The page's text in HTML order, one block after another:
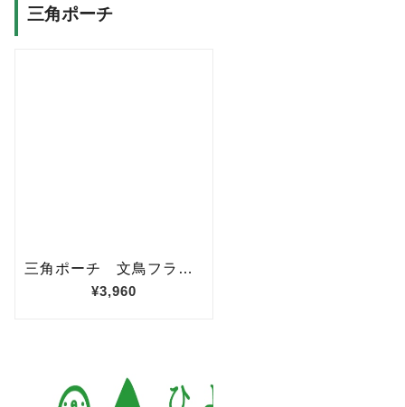
三角ポーチ